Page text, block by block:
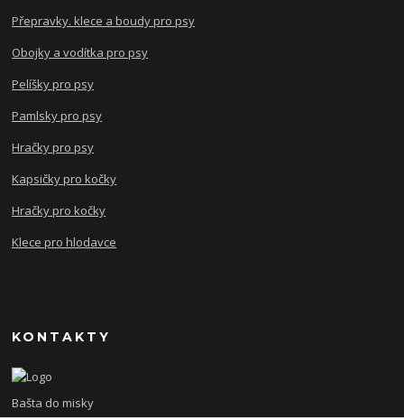
Přepravky. klece a boudy pro psy
Obojky a vodítka pro psy
Pelíšky pro psy
Pamlsky pro psy
Hračky pro psy
Kapsičky pro kočky
Hračky pro kočky
Klece pro hlodavce
KONTAKTY
Bašta do misky